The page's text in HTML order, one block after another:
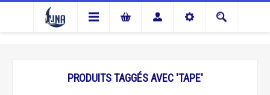
PRODUITS TAGGÉS AVEC 'TAPE'